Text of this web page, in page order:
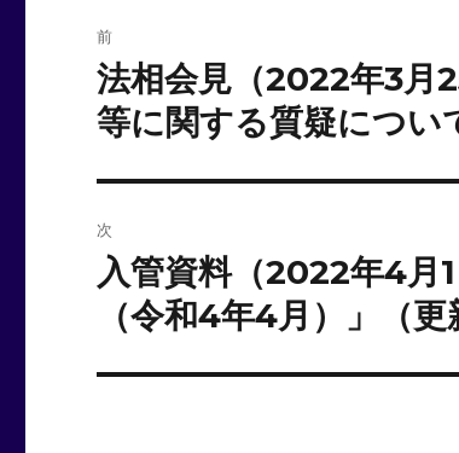
稿
ナ
ゲ
ー
シ
ョ
前
前
の
投
稿:
法相会見（2022年3月
等に関する質疑につい
次
次
稿:
入管資料（2022年4月
（令和4年4月）」（更